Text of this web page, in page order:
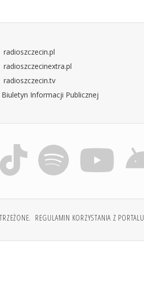
radioszczecin.pl
radioszczecinextra.pl
radioszczecin.tv
Biuletyn Informacji Publicznej
REGULAMIN KORZYSTANIA Z PORTALU